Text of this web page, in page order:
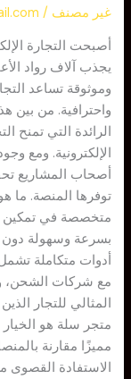
غير مصنف /
أصبحت التجارة
يجذب آلاف رواد
وموثوقة تساعد
واحترافية. من بين
الرائدة التي تمنح
الإلكترونية. ومع
أصحاب المشاريع
توفرها المنصة.
متخصصة في تمكين
بسرعة وسهولة دون
أدوات متكاملة
مع شركات الشحن،
المثالي للتجار
متجر سلة هو
مميزًا مقارنة
الاستفادة القصوى
الأفضل
للتجارة
الإلكترونية؟